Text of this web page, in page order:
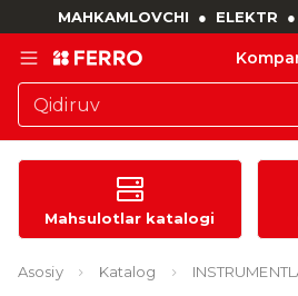
MAHKAMLOVCHI ● ELEKTR ●
Mahsulotlar katalogi
Asosiy Katalog